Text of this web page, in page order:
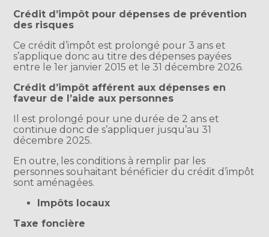
Crédit d’impôt pour dépenses de prévention
des risques
Ce crédit d’impôt est prolongé pour 3 ans et
s’applique donc au titre des dépenses payées
entre le 1er janvier 2015 et le 31 décembre 2026.
Crédit d’impôt afférent aux dépenses en
faveur de l’aide aux personnes
Il est prolongé pour une durée de 2 ans et
continue donc de s’appliquer jusqu’au 31
décembre 2025.
En outre, les conditions à remplir par les
personnes souhaitant bénéficier du crédit d’impôt
sont aménagées.
Impôts locaux
Taxe foncière